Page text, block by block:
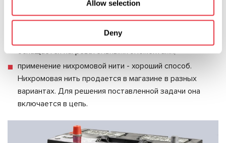
Allow selection
Deny
утепления АКБ можно приобрести специальное
изготавливается из теплоизоляционного материала и
оснащается нагревательными элементами;
применение нихромовой нити - хороший способ.
Нихромовая нить продается в магазине в разных
вариантах. Для решения поставленной задачи она
включается в цепь.